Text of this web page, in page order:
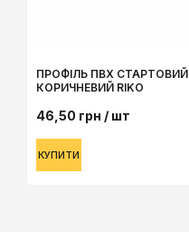
ПРОФІЛЬ ПВХ СТАРТОВИЙ
КОРИЧНЕВИЙ RIKO
46,50 грн / шт
КУПИТИ